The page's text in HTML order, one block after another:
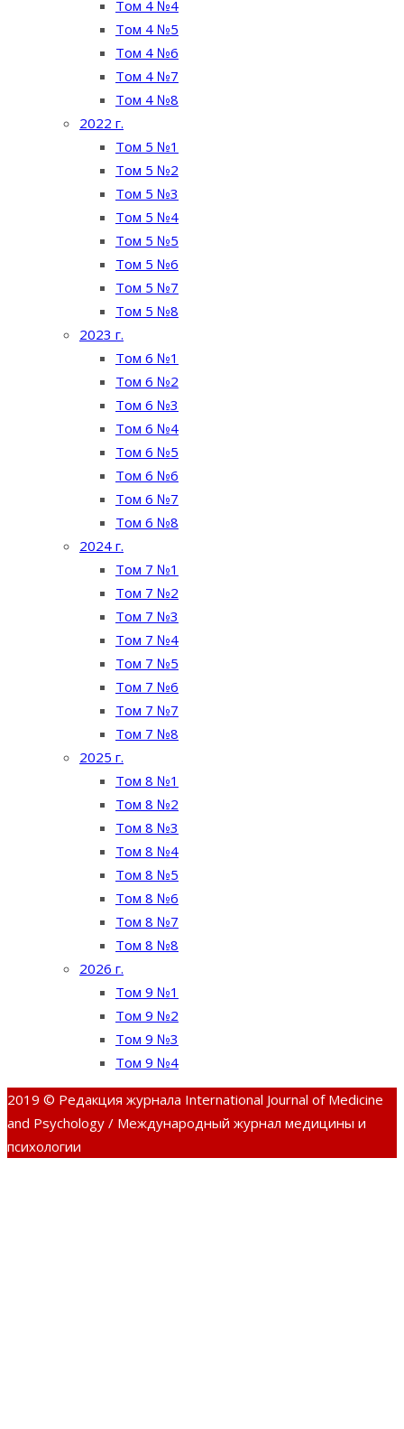
Том 4 №4
Том 4 №5
Том 4 №6
Том 4 №7
Том 4 №8
2022 г.
Том 5 №1
Том 5 №2
Том 5 №3
Том 5 №4
Том 5 №5
Том 5 №6
Том 5 №7
Том 5 №8
2023 г.
Том 6 №1
Том 6 №2
Том 6 №3
Том 6 №4
Том 6 №5
Том 6 №6
Том 6 №7
Том 6 №8
2024 г.
Том 7 №1
Том 7 №2
Том 7 №3
Том 7 №4
Том 7 №5
Том 7 №6
Том 7 №7
Том 7 №8
2025 г.
Том 8 №1
Том 8 №2
Том 8 №3
Том 8 №4
Том 8 №5
Том 8 №6
Том 8 №7
Том 8 №8
2026 г.
Том 9 №1
Том 9 №2
Том 9 №3
Том 9 №4
2019 © Редакция журнала International Journal of Medicine
and Psychology / Международный журнал медицины и
психологии